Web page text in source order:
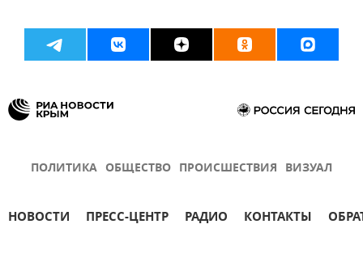
ПОЛИТИКА ОБЩЕСТВО ПРОИСШЕСТВИЯ ВИЗУАЛ
НОВОСТИ ПРЕСС-ЦЕНТР РАДИО КОНТАКТЫ